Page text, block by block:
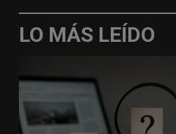
LO MÁS LEÍDO